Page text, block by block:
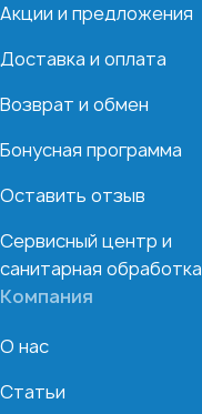
Акции и предложения
Доставка и оплата
Возврат и обмен
Бонусная программа
Оставить отзыв
Сервисный центр и
санитарная обработка
Компания
О нас
Статьи